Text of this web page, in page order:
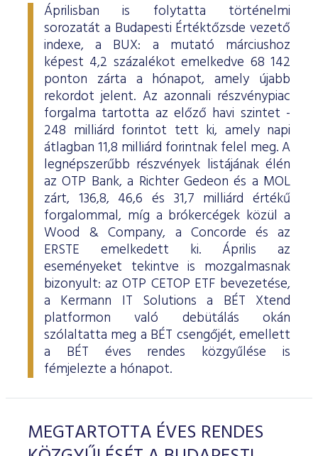
Áprilisban is folytatta történelmi
sorozatát a Budapesti Értéktőzsde vezető
indexe, a BUX: a mutató márciushoz
képest 4,2 százalékot emelkedve 68 142
ponton zárta a hónapot, amely újabb
rekordot jelent. Az azonnali részvénypiac
forgalma tartotta az előző havi szintet -
248 milliárd forintot tett ki, amely napi
átlagban 11,8 milliárd forintnak felel meg. A
legnépszerűbb részvények listájának élén
az OTP Bank, a Richter Gedeon és a MOL
zárt, 136,8, 46,6 és 31,7 milliárd értékű
forgalommal, míg a brókercégek közül a
Wood & Company, a Concorde és az
ERSTE emelkedett ki. Április az
eseményeket tekintve is mozgalmasnak
bizonyult: az OTP CETOP ETF bevezetése,
a Kermann IT Solutions a BÉT Xtend
platformon való debütálás okán
szólaltatta meg a BÉT csengőjét, emellett
a BÉT éves rendes közgyűlése is
fémjelezte a hónapot.
MEGTARTOTTA ÉVES RENDES